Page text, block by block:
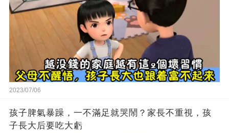
2023/07/06
孩子脾氣暴躁，一不滿足就哭鬧？家長不重視，孩
子長大后要吃大虧